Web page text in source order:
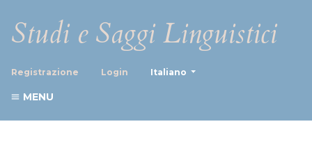
Studi e Saggi Linguistici
Registrazione Login Italiano
MENU